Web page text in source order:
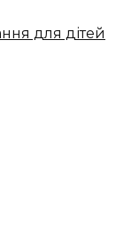
для дітей